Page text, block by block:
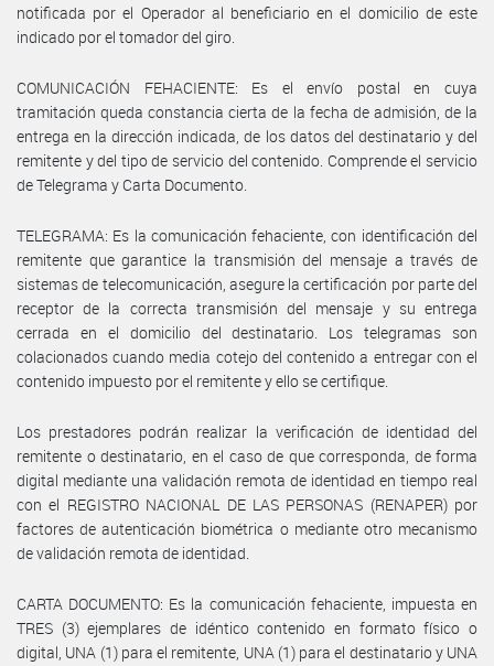
notificada por el Operador al beneficiario en el domicilio de este
indicado por el tomador del giro.
COMUNICACIÓN FEHACIENTE: Es el envío postal en cuya
tramitación queda constancia cierta de la fecha de admisión, de la
entrega en la dirección indicada, de los datos del destinatario y del
remitente y del tipo de servicio del contenido. Comprende el servicio
de Telegrama y Carta Documento.
TELEGRAMA: Es la comunicación fehaciente, con identificación del
remitente que garantice la transmisión del mensaje a través de
sistemas de telecomunicación, asegure la certificación por parte del
receptor de la correcta transmisión del mensaje y su entrega
cerrada en el domicilio del destinatario. Los telegramas son
colacionados cuando media cotejo del contenido a entregar con el
contenido impuesto por el remitente y ello se certifique.
Los prestadores podrán realizar la verificación de identidad del
remitente o destinatario, en el caso de que corresponda, de forma
digital mediante una validación remota de identidad en tiempo real
con el REGISTRO NACIONAL DE LAS PERSONAS (RENAPER) por
factores de autenticación biométrica o mediante otro mecanismo
de validación remota de identidad.
CARTA DOCUMENTO: Es la comunicación fehaciente, impuesta en
TRES (3) ejemplares de idéntico contenido en formato físico o
digital, UNA (1) para el remitente, UNA (1) para el destinatario y UNA